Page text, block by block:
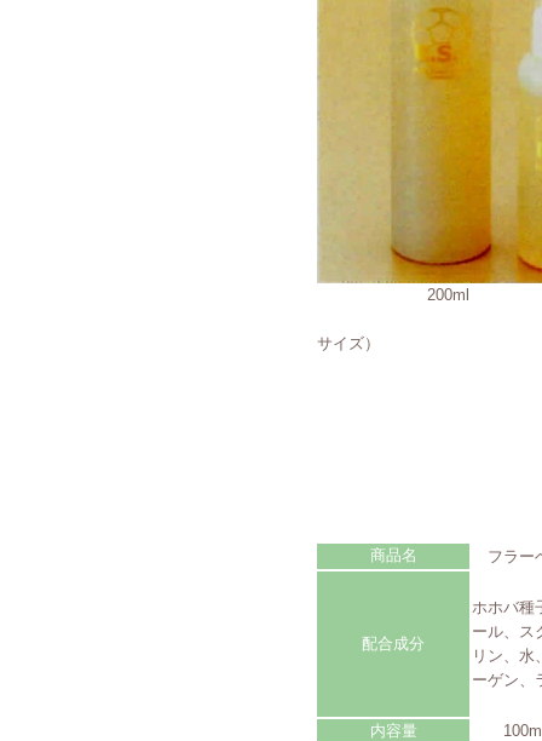
200ml
サイズ）
商品名 フラー
配合成分
ホホバ種
ール、ス
リン、
ーゲン、
内容量 100ml